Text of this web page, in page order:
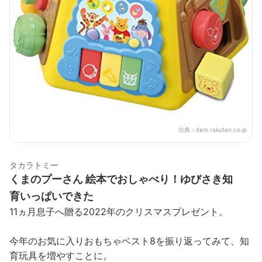
出典： item.rakuten.co.jp
タカラトミー
くまのプーさん 絵本でおしゃべり！ゆびさき知
育いっぱいできた
11ヵ月息子へ贈る2022年のクリスマスプレゼント。
今年のお気に入りおもちゃベスト8を振り返ってみて、知
育玩具を増やすことに。